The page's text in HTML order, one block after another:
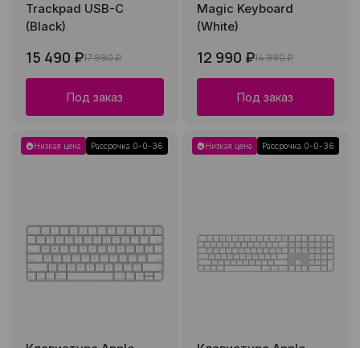
Trackpad USB-C
(Black)
15 490 ₽17 990 ₽
Под заказ
Magic Keyboard
(White)
12 990 ₽14 990 ₽
Под заказ
Низкая цена Рассрочка 0-0-36 Низкая цена Рассрочка 0-0-36